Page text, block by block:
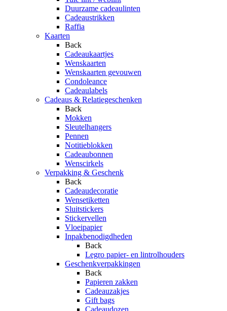
Duurzame cadeaulinten
Cadeaustrikken
Raffia
Kaarten
Back
Cadeaukaartjes
Wenskaarten
Wenskaarten gevouwen
Condoleance
Cadeaulabels
Cadeaus & Relatiegeschenken
Back
Mokken
Sleutelhangers
Pennen
Notitieblokken
Cadeaubonnen
Wenscirkels
Verpakking & Geschenk
Back
Cadeaudecoratie
Wensetiketten
Sluitstickers
Stickervellen
Vloeipapier
Inpakbenodigdheden
Back
Legro papier- en lintrolhouders
Geschenkverpakkingen
Back
Papieren zakken
Cadeauzakjes
Gift bags
Cadeaudozen